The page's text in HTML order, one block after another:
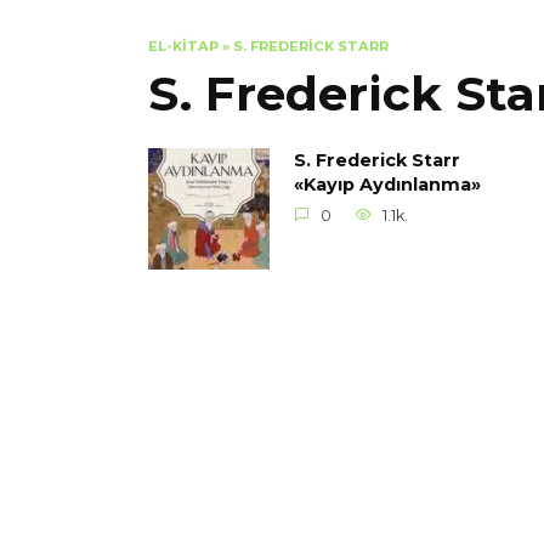
EL-KITAP » S. FREDERICK STARR
S. Frederick
S. Frederick Starr
«Kayıp Aydınlanma»
0 1.1k.